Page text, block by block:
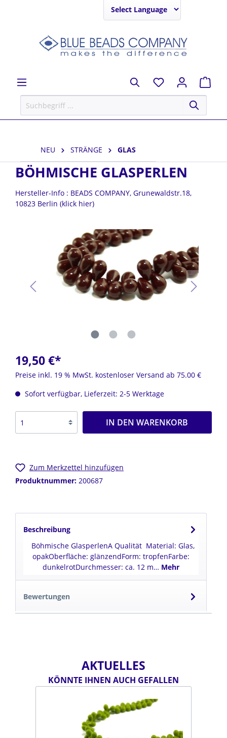
NEU STRÄNGE GLAS
BÖHMISCHE GLASPERLEN
Hersteller-Info : BEADS COMPANY, Grunewaldstr.18,
10823 Berlin (klick hier)
19,50 €*
Preise inkl. 19 % MwSt. kostenloser Versand ab 75.00 €
Sofort verfügbar, Lieferzeit: 2-5 Werktage
IN DEN WARENKORB
Zum Merkzettel hinzufügen
Produktnummer: 200687
Beschreibung
Böhmische GlasperlenA Qualität Material: Glas,
opakOberfläche: glänzendForm: tropfenFarbe:
dunkelrotDurchmesser: ca. 12 m… Mehr
Bewertungen
AKTUELLES
KÖNNTE IHNEN AUCH GEFALLEN